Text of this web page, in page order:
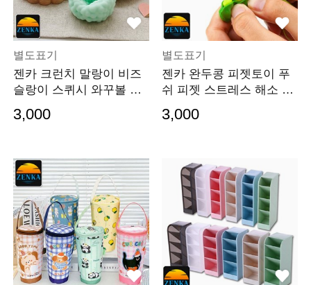
별도표기
젠카 크런치 말랑이 비즈
슬랑이 스퀴시 와꾸볼 스
3,000
별도표기
젠카 완두콩 피젯토이 푸
쉬 피젯 스트레스 해소 어
3,000